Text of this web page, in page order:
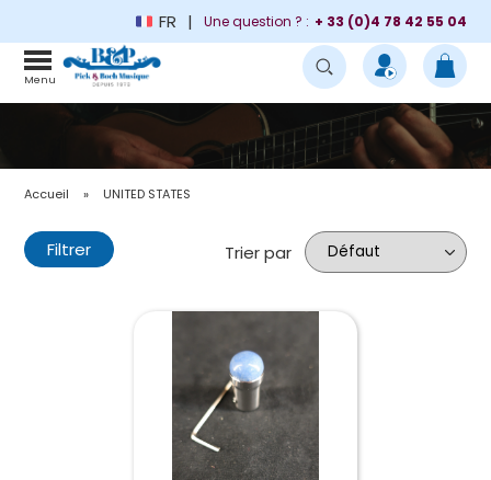
FR Une question ? : + 33 (0)4 78 42 55 04
Menu
Accueil » UNITED STATES
Filtrer Trier par